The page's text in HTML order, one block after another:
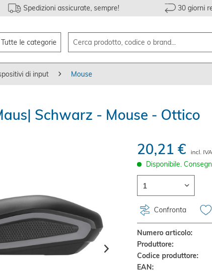
Spedizioni assicurate, sempre! 30 giorni
Tutte le categorie
di input Mouse
Schwarz - Mouse - Ottico
20,21 €
incl.
Disponibile.
Confronta
Numero articolo:
Produttore:
Codice produttore:
EAN: